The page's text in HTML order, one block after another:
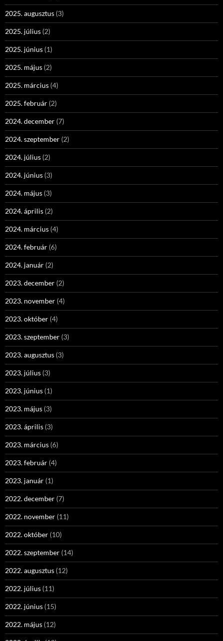
2025. augusztus (3)
2025. július (2)
2025. június (1)
2025. május (2)
2025. március (4)
2025. február (2)
2024. december (7)
2024. szeptember (2)
2024. július (2)
2024. június (3)
2024. május (3)
2024. április (2)
2024. március (4)
2024. február (6)
2024. január (2)
2023. december (2)
2023. november (4)
2023. október (4)
2023. szeptember (3)
2023. augusztus (3)
2023. július (3)
2023. június (1)
2023. május (3)
2023. április (3)
2023. március (6)
2023. február (4)
2023. január (1)
2022. december (7)
2022. november (11)
2022. október (10)
2022. szeptember (14)
2022. augusztus (12)
2022. július (11)
2022. június (15)
2022. május (12)